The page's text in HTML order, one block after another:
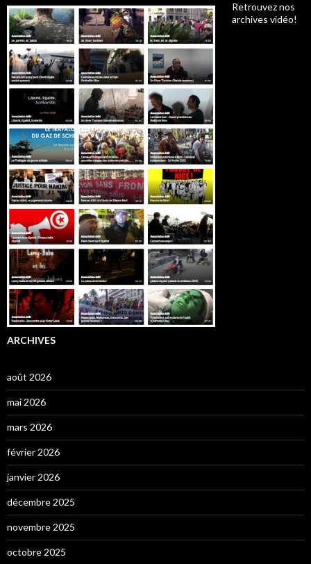
Retrouvez nos
archives vidéo!
ARCHIVES
août 2026
mai 2026
mars 2026
février 2026
janvier 2026
décembre 2025
novembre 2025
octobre 2025